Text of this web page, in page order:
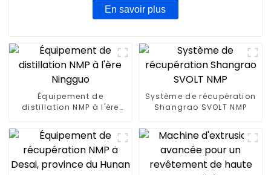
En savoir plus
Équipement de
distillation NMP à l'ère
Système de récupération
Shangrao SVOLT NMP